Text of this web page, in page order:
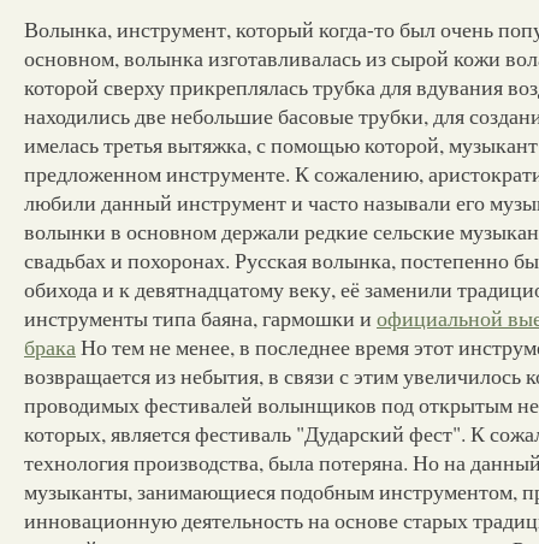
Волынка, инструмент, который когда-то был очень
основном, волынка изготавливалась из сырой кожи
которой сверху прикреплялась трубка для вдувания
находились две небольшие басовые трубки, для
имелась третья вытяжка, с помощью которой,
предложенном инструменте. К сожалению,
любили данный инструмент и часто называли его
волынки в основном держали редкие сельские
свадьбах и похоронах. Русская волынка, постепенно
обихода и к девятнадцатому веку, её заменили
инструменты типа баяна, гармошки и официальной
брака Но тем не менее, в последнее время этот
возвращается из небытия, в связи с этим увеличилось
проводимых фестивалей волынщиков под открытым
которых, является фестиваль "Дударский фест". К
технология производства, была потеряна. Но на
музыканты, занимающиеся подобным инструментом,
инновационную деятельность на основе старых